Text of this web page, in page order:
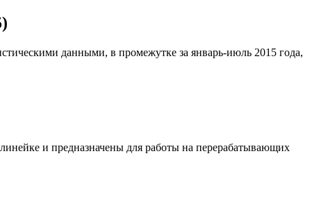
данными, в промежутке за январь-июль 2015 года,
и предназначены для работы на перерабатывающих